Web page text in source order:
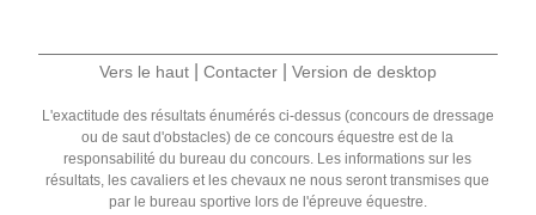
Vers le haut Contacter Version de desktop
L'exactitude des résultats énumérés ci-dessus (concours de dressage
ou de saut d'obstacles) de ce concours équestre est de la
responsabilité du bureau du concours. Les informations sur les
résultats, les cavaliers et les chevaux ne nous seront transmises que
par le bureau sportive lors de l'épreuve équestre.